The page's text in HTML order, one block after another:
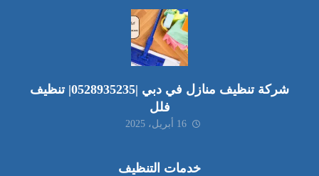
شركة تنظيف منازل في دبي |0528935235| تنظيف
فلل
16 أبريل، 2025
خدمات التنظيف